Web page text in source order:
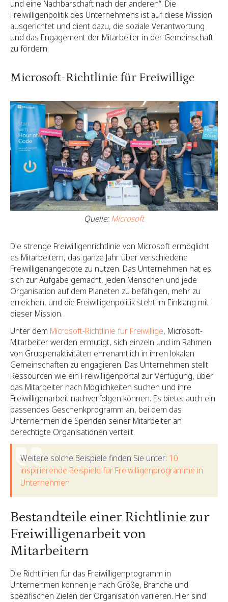
und eine Nachbarschaft nach der anderen“. Die
Freiwilligenpolitik des Unternehmens ist auf diese Mission
ausgerichtet und dient dazu, die soziale Verantwortung
und das Engagement der Mitarbeiter in der Gemeinschaft
zu fördern.
Microsoft-Richtlinie für Freiwillige
Quelle:Microsoft
Die strenge Freiwilligenrichtlinie von Microsoft ermöglicht
es Mitarbeitern, das ganze Jahr über verschiedene
Freiwilligenangebote zu nutzen. Das Unternehmen hat es
sich zur Aufgabe gemacht, jeden Menschen und jede
Organisation auf dem Planeten zu befähigen, mehr zu
erreichen, und die Freiwilligenpolitik steht im Einklang mit
dieser Mission.
Unter dem Microsoft-Richtlinie für Freiwillige, Microsoft-
Mitarbeiter werden ermutigt, sich einzeln und im Rahmen
von Gruppenaktivitäten ehrenamtlich in ihren lokalen
Gemeinschaften zu engagieren. Das Unternehmen stellt
Ressourcen wie ein Freiwilligenportal zur Verfügung, über
das Mitarbeiter nach Möglichkeiten suchen und ihre
Freiwilligenarbeit nachverfolgen können. Es bietet auch ein
passendes Geschenkprogramm an, bei dem das
Unternehmen die Spenden seiner Mitarbeiter an
berechtigte Organisationen verteilt.
Weitere solche Beispiele finden Sie unter: 10
inspirierende Beispiele für Freiwilligenprogramme in
Unternehmen
Bestandteile einer Richtlinie zur
Freiwilligenarbeit von
Mitarbeitern
Die Richtlinien für das Freiwilligenprogramm in
Unternehmen können je nach Größe, Branche und
spezifischen Zielen der Organisation variieren. Hier sind